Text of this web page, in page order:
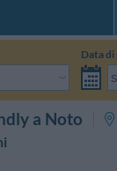
Data di
a Noto